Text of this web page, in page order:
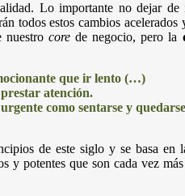
Lo importante no dejar
todos estos cambios acelerados
nuestrocore de negocio, pero la
que ir lento (…)
atención.
como sentarse y
de este siglo y se basa en
y potentes que son cada vez